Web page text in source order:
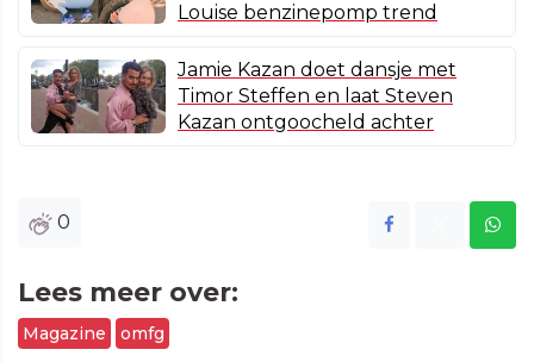
Louise benzinepomp trend
Jamie Kazan doet dansje met
Timor Steffen en laat Steven
Kazan ontgoocheld achter
0
Lees meer over:
Magazine omfg